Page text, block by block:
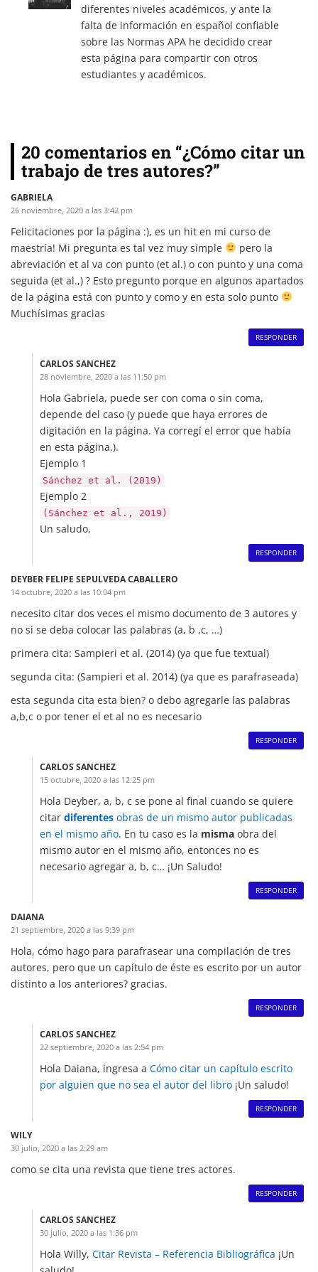
diferentes niveles académicos, y ante la
falta de información en español confiable
sobre las Normas APA he decidido crear
esta página para compartir con otros
estudiantes y académicos.
20 comentarios en “¿Cómo citar un
trabajo de tres autores?”
GABRIELA
26 noviembre, 2020 a las 3:42 pm
Felicitaciones por la página :), es un hit en mi curso de
maestría! Mi pregunta es tal vez muy simple
pero la
abreviación et al va con punto (et al.) o con punto y una coma
seguida (et al.,) ? Esto pregunto porque en algunos apartados
de la página está con punto y como y en esta solo punto
Muchísimas gracias
RESPONDER
CARLOS SANCHEZ
28 noviembre, 2020 a las 11:50 pm
Hola Gabriela, puede ser con coma o sin coma,
depende del caso (y puede que haya errores de
digitación en la página. Ya corregí el error que había
en esta página.).
Ejemplo 1
Sánchez et al. (2019)
Ejemplo 2
(Sánchez et al., 2019)
Un saludo,
RESPONDER
DEYBER FELIPE SEPULVEDA CABALLERO
14 octubre, 2020 a las 10:04 pm
necesito citar dos veces el mismo documento de 3 autores y
no si se deba colocar las palabras (a, b ,c, …)
primera cita: Sampieri et al. (2014) (ya que fue textual)
segunda cita: (Sampieri et al. 2014) (ya que es parafraseada)
esta segunda cita esta bien? o debo agregarle las palabras
a,b,c o por tener el et al no es necesario
RESPONDER
CARLOS SANCHEZ
15 octubre, 2020 a las 12:25 pm
Hola Deyber, a, b, c se pone al final cuando se quiere
citar diferentes obras de un mismo autor publicadas
en el mismo año. En tu caso es la misma obra del
mismo autor en el mismo año, entonces no es
necesario agregar a, b, c… ¡Un Saludo!
RESPONDER
DAIANA
21 septiembre, 2020 a las 9:39 pm
Hola, cómo hago para parafrasear una compilación de tres
autores, pero que un capítulo de éste es escrito por un autor
distinto a los anteriores? gracias.
RESPONDER
CARLOS SANCHEZ
22 septiembre, 2020 a las 2:54 pm
Hola Daiana, ingresa a Cómo citar un capítulo escrito
por alguien que no sea el autor del libro ¡Un saludo!
RESPONDER
WILY
30 julio, 2020 a las 2:29 am
como se cita una revista que tiene tres actores.
RESPONDER
CARLOS SANCHEZ
30 julio, 2020 a las 1:36 pm
Hola Willy, Citar Revista – Referencia Bibliográfica ¡Un